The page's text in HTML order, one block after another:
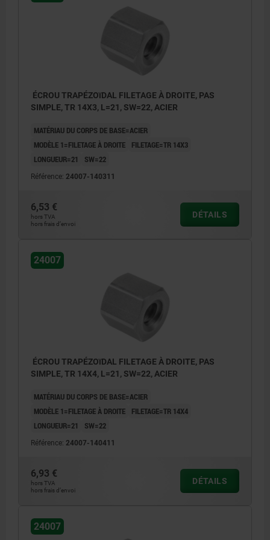
ÉCROU TRAPÉZOïDAL FILETAGE À DROITE, PAS
SIMPLE, TR 14X3, L=21, SW=22, ACIER
MATÉRIAU DU CORPS DE BASE=ACIER
MODÈLE 1=FILETAGE À DROITE
FILETAGE=TR 14X3
LONGUEUR=21
SW=22
Référence: 24007-140311
6,53 €
hors TVA
hors frais d’envoi
DÉTAILS
24007
ÉCROU TRAPÉZOïDAL FILETAGE À DROITE, PAS
SIMPLE, TR 14X4, L=21, SW=22, ACIER
MATÉRIAU DU CORPS DE BASE=ACIER
MODÈLE 1=FILETAGE À DROITE
FILETAGE=TR 14X4
LONGUEUR=21
SW=22
Référence: 24007-140411
6,93 €
hors TVA
hors frais d’envoi
DÉTAILS
24007